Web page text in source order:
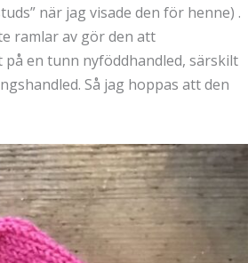
när jag visade den för henne) .
ramlar av gör den att
en tunn nyföddhandled, särskilt
Så jag hoppas att den